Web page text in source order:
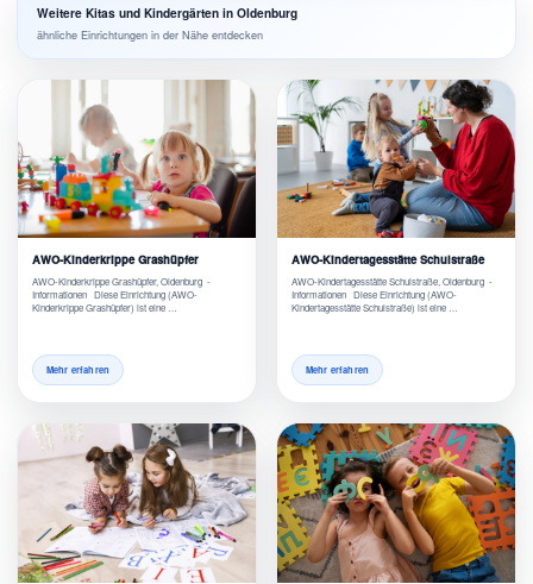
Weitere Kitas und Kindergärten in Oldenburg
ähnliche Einrichtungen in der Nähe entdecken
AWO-Kinderkrippe Grashüpfer
AWO-Kinderkrippe Grashüpfer, Oldenburg -
Informationen Diese Einrichtung (AWO-
Kinderkrippe Grashüpfer) ist eine …
Mehr erfahren
AWO-Kindertagesstätte Schulstraße
AWO-Kindertagesstätte Schulstraße, Oldenburg -
Informationen Diese Einrichtung (AWO-
Kindertagesstätte Schulstraße) ist eine …
Mehr erfahren